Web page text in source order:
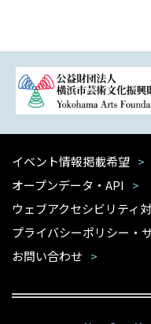
イベント情報掲載希望
オープンデータ・API
ウェブアクセシビリティ
プライバシーポリシー・
お問い合わせ